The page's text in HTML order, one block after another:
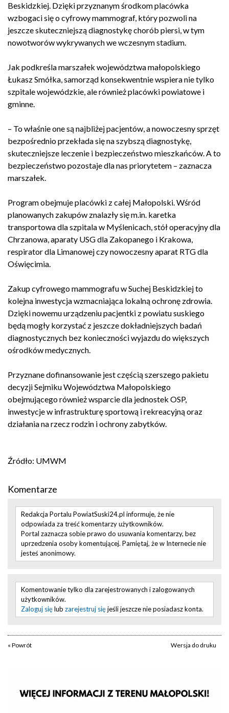
Beskidzkiej. Dzięki przyznanym środkom placówka
wzbogaci się o cyfrowy mammograf, który pozwoli na
jeszcze skuteczniejszą diagnostykę chorób piersi, w tym
nowotworów wykrywanych we wczesnym stadium.
Jak podkreśla marszałek województwa małopolskiego
Łukasz Smółka, samorząd konsekwentnie wspiera nie tylko
szpitale wojewódzkie, ale również placówki powiatowe i
gminne.
– To właśnie one są najbliżej pacjentów, a nowoczesny sprzęt
bezpośrednio przekłada się na szybszą diagnostykę,
skuteczniejsze leczenie i bezpieczeństwo mieszkańców. A to
bezpieczeństwo pozostaje dla nas priorytetem – zaznacza
marszałek.
Program obejmuje placówki z całej Małopolski. Wśród
planowanych zakupów znalazły się m.in. karetka
transportowa dla szpitala w Myślenicach, stół operacyjny dla
Chrzanowa, aparaty USG dla Zakopanego i Krakowa,
respirator dla Limanowej czy nowoczesny aparat RTG dla
Oświęcimia.
Zakup cyfrowego mammografu w Suchej Beskidzkiej to
kolejna inwestycja wzmacniająca lokalną ochronę zdrowia.
Dzięki nowemu urządzeniu pacjentki z powiatu suskiego
będą mogły korzystać z jeszcze dokładniejszych badań
diagnostycznych bez konieczności wyjazdu do większych
ośrodków medycznych.
Przyznane dofinansowanie jest częścią szerszego pakietu
decyzji Sejmiku Województwa Małopolskiego
obejmującego również wsparcie dla jednostek OSP,
inwestycje w infrastrukturę sportową i rekreacyjną oraz
działania na rzecz rodzin i ochrony zabytków.
Źródło: UMWM
Komentarze
Redakcja Portalu PowiatSuski24.pl informuje, że nie
odpowiada za treść komentarzy użytkowników.
Portal zaznacza sobie prawo do usuwania komentarzy, bez
uprzedzenia osoby komentującej. Pamiętaj, że w Internecie nie
jesteś anonimowy.
Komentowanie tylko dla zarejestrowanych i zalogowanych
użytkowników.
Zaloguj sięlub zarejestruj sięjeśli jeszcze nie posiadasz konta.
« Powrót Wersja do druku